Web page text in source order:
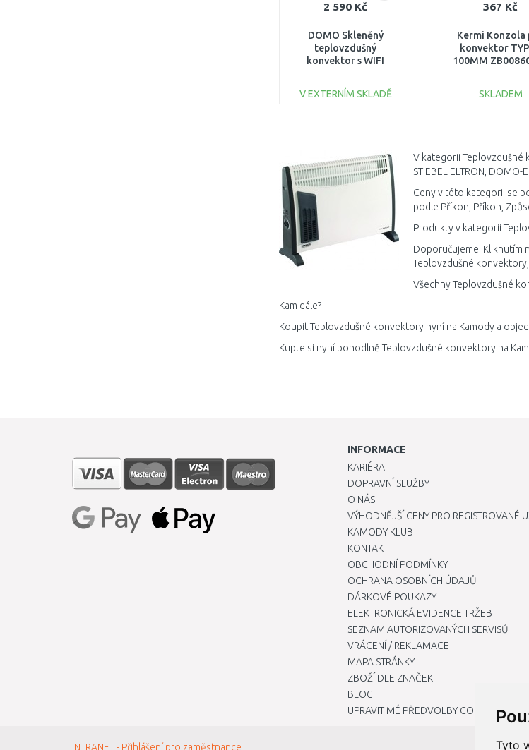
Tyto
2 590 Kč
DOMO Skleněný
teplovzdušný
konvektor s WIFI
V EXTERNÍM SKLADĚ
367 Kč
Kermi Konzola
konvektor
100MM
SKLADEM
V kategorii Teplovzdušné
STIEBEL ELTRON, DOMO-
Ceny v této kategorii se
podle Příkon, Příkon,
Produkty v kategorii
Doporučujeme: Kliknutím
Teplovzdušné
Všechny Teplovzdušné
Kam dále?
Koupit Teplovzdušné konvektory nyní na Kamody a
Kupte si nyní pohodlně Teplovzdušné konvektory na
INFORMACE
KARIÉRA
DOPRAVNÍ SLUŽBY
O NÁS
VÝHODNĚJŠÍ CENY PRO REGISTROVANÉ
KAMODY KLUB
KONTAKT
OBCHODNÍ PODMÍNKY
OCHRANA OSOBNÍCH ÚDAJŮ
DÁRKOVÉ POUKAZY
ELEKTRONICKÁ EVIDENCE TRŽEB
SEZNAM AUTORIZOVANÝCH SERVISŮ
VRÁCENÍ / REKLAMACE
MAPA STRÁNKY
ZBOŽÍ DLE ZNAČEK
BLOG
UPRAVIT MÉ PŘEDVOLBY COOKIES
INTRANET - Přihlášení pro zaměstnance